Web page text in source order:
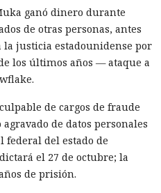
años soportaron fallos
aplicaciones complejas,
salió una nueva versión
ganó dinero durante
de otras personas, antes
la justicia estadounidense por
los últimos años — ataque a
de cargos de fraude
de datos personales
del estado de
el 27 de octubre; la
de prisión.